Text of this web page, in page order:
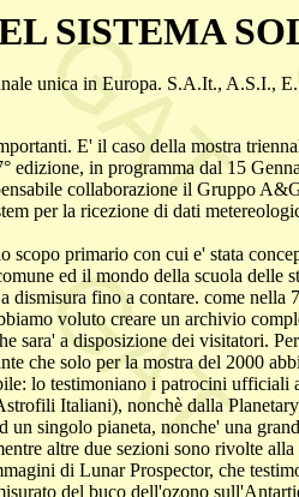
SISTEMA
unica in Europa. S.A.It., A.S.I.,
E' il caso della mostra
edizione, in programma dal 15
collaborazione il Gruppo
per la ricezione di dati
scopo primario con cui e' stata
ed il mondo della scuola delle
fino a contare. come
voluto creare un archivio
a disposizione dei visitatori.
che solo per la mostra del 2000
lo testimoniano i patrocini
Italiani), nonchè dalla
pianeta, nonche' una
altre due sezioni sono rivolte
di Lunar Prospector, che
del buco dell'ozono